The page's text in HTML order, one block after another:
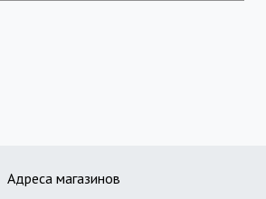
Адреса магазинов